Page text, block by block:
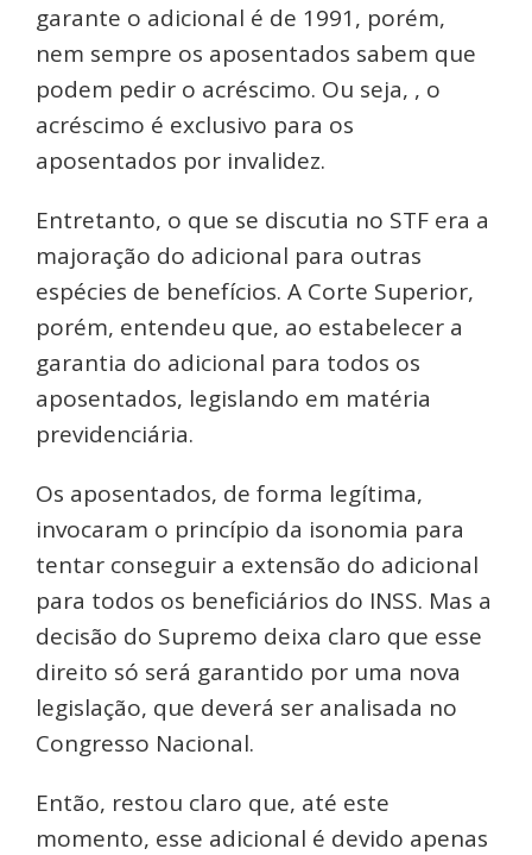
garante o adicional é de 1991, porém,
nem sempre os aposentados sabem que
podem pedir o acréscimo. Ou seja, , o
acréscimo é exclusivo para os
aposentados por invalidez.
Entretanto, o que se discutia no STF era a
majoração do adicional para outras
espécies de benefícios. A Corte Superior,
porém, entendeu que, ao estabelecer a
garantia do adicional para todos os
aposentados, legislando em matéria
previdenciária.
Os aposentados, de forma legítima,
invocaram o princípio da isonomia para
tentar conseguir a extensão do adicional
para todos os beneficiários do INSS. Mas a
decisão do Supremo deixa claro que esse
direito só será garantido por uma nova
legislação, que deverá ser analisada no
Congresso Nacional.
Então, restou claro que, até este
momento, esse adicional é devido apenas